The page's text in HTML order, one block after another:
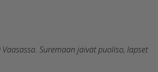
Suremaan jäivät puoliso, lapset